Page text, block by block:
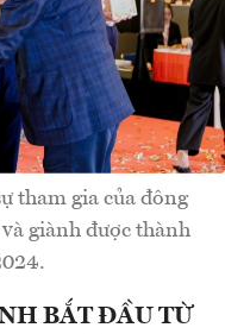
tham gia của đông
giành được thành
BẮT ĐẦU TỪ